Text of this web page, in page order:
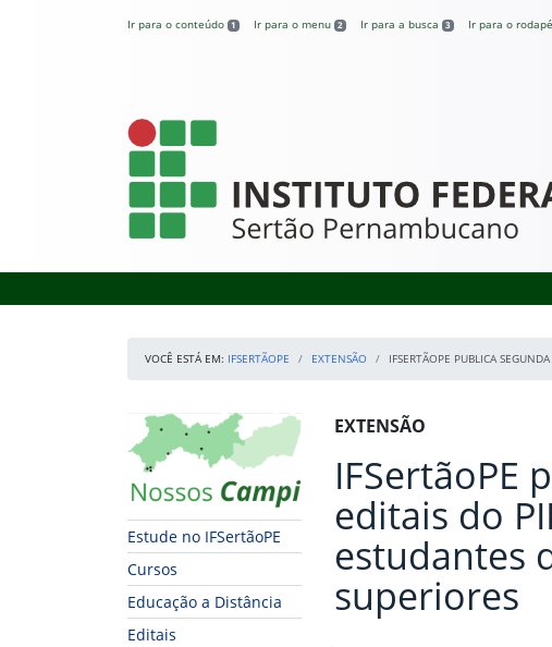
Ir para o conteúdo 1 Ir para o menu 2 Ir para a busca 3 Ir para o rodapé
IFSertãoPE
VOCÊ ESTÁ EM: IFSERTÃOPE EXTENSÃO IFSERTÃOPE PUBLICA
Início da navegação
Mapa Campi
Estude no IFSertãoPE
Cursos
Educação a Distância
Editais
Início do conteúdo
EXTENSÃO
IFSertãoPE
editais do
estudantes
superiores